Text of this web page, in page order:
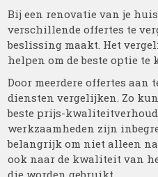
Bij een renovatie van je
verschillende offertes te
beslissing maakt. Het
helpen om de beste optie te
Door meerdere offertes aan
diensten vergelijken. Zo
beste prijs-
werkzaamheden zijn
belangrijk om niet alleen
ook naar de kwaliteit van
die worden gebruikt.